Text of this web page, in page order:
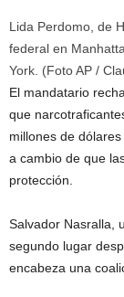
Lida Perdomo, de
federal en
York. (Foto AP /
El mandatario
que
millones de
a cambio de que
protección.
Salvador Nasralla,
segundo lugar
encabeza una